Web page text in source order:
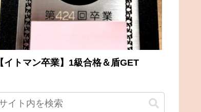
【イトマン卒業】1級合格＆盾GET